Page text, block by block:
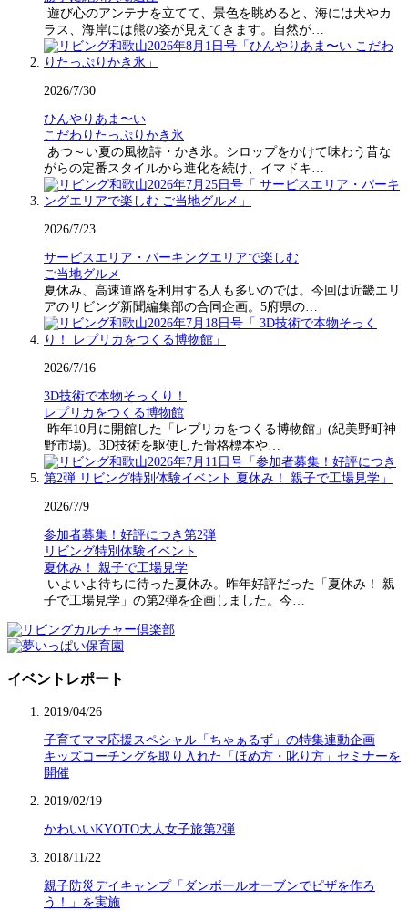
遊び心のアンテナを立てて、景色を眺めると、海には犬やカ
ラス、海岸には熊の姿が見えてきます。自然が…
2026/7/30
ひんやりあま〜い
こだわりたっぷりかき氷
あつ～い夏の風物詩・かき氷。シロップをかけて味わう昔な
がらの定番スタイルから進化を続け、イマドキ…
2026/7/23
サービスエリア・パーキングエリアで楽しむ
ご当地グルメ
夏休み、高速道路を利用する人も多いのでは。今回は近畿エリ
アのリビング新聞編集部の合同企画。5府県の…
2026/7/16
3D技術で本物そっくり！
レプリカをつくる博物館
昨年10月に開館した「レプリカをつくる博物館」(紀美野町神
野市場)。3D技術を駆使した骨格標本や…
2026/7/9
参加者募集！好評につき第2弾
リビング特別体験イベント
夏休み！ 親子で工場見学
いよいよ待ちに待った夏休み。昨年好評だった「夏休み！ 親
子で工場見学」の第2弾を企画しました。今…
イベントレポート
2019/04/26
子育てママ応援スペシャル「ちゃぁるず」の特集連動企画
キッズコーチングを取り入れた「ほめ方・叱り方」セミナーを
開催
2019/02/19
かわいいKYOTO大人女子旅第2弾
2018/11/22
親子防災デイキャンプ「ダンボールオーブンでピザを作ろ
う！」を実施